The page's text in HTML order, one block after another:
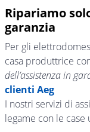
Ripariamo
garanzia
Per gli
casa produttrice
dell’assistenza in
clienti Aeg
I nostri servizi di
legame con le case